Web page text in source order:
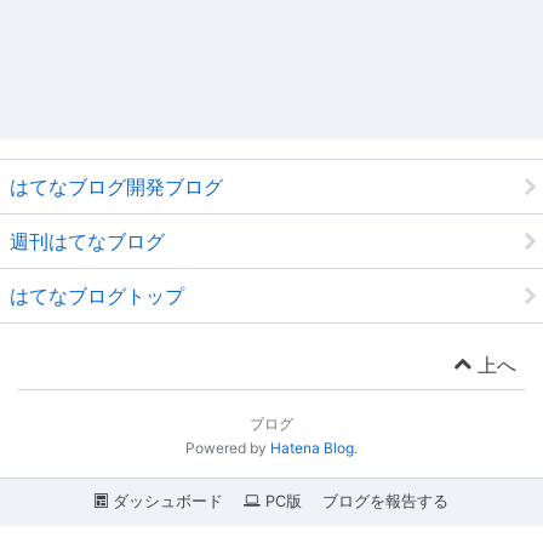
はてなブログ開発ブログ
週刊はてなブログ
はてなブログトップ
上へ
ブログ
Powered by Hatena Blog.
ダッシュボード PC版 ブログを報告する